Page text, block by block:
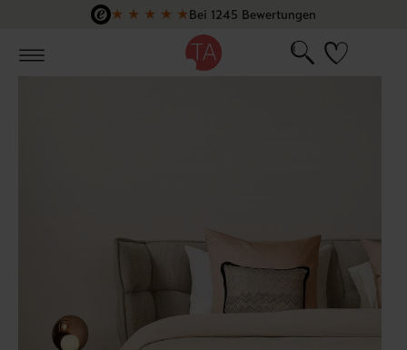
Zum Hauptinhalt springen
★ ★ ★ ★ ★Bei 1245 Bewertungen